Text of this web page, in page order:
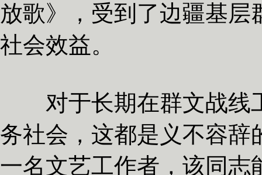
放歌》，受到了边疆基
社会效益。
对于长期在群文战线
务社会，这都是义不容辞
一名文艺工作者，该同志